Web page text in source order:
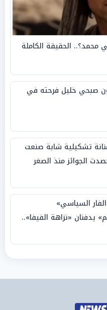
الحقيقة الكاملة
صبحي خليل فرحته في
تشكيلية شابة صنعت
الجوائز منذ الصغر
السياسي»
يدفنان «نزاهة الفيفا»..